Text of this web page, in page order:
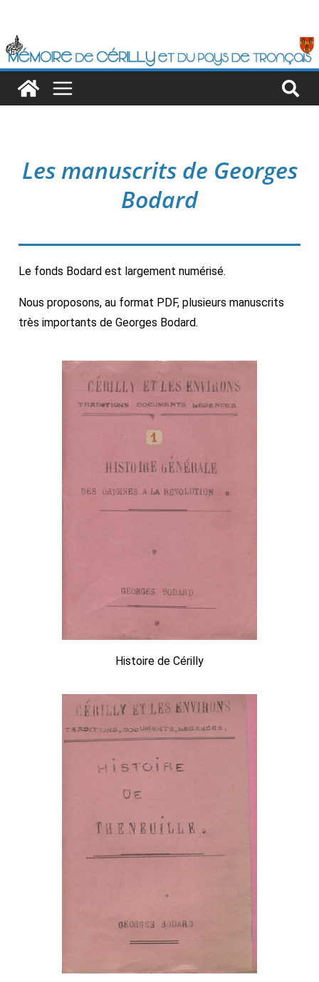
Les manuscrits de Georges
Bodard
Le fonds Bodard est largement numérisé.
Nous proposons, au format PDF, plusieurs manuscrits
très importants de Georges Bodard.
Histoire de Cérilly